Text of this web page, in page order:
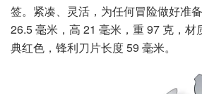
签。紧凑、灵活，为任何冒险做好准
26.5 毫米，高 21 毫米，重 97 克，
典红色，锋利刀片长度 59 毫米。